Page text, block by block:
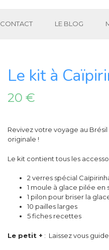
CONTACT LE BLOG
Le kit à
20 €
Revivez votre voyage au
originale !
Le kit contient tous les
2 verres spécial
1 moule à glace pilée en
1 pilon pour briser la
10 pailles larges
5 fiches recettes
Le petit + : Laissez vous